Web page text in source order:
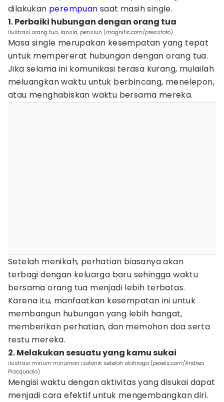
dilakukan perempuan saat masih single.
1. Perbaiki hubungan dengan orang tua
ilustrasi orang tua, lansia, pensiun (magnific.com/pressfoto)
Masa single merupakan kesempatan yang tepat
untuk mempererat hubungan dengan orang tua.
Jika selama ini komunikasi terasa kurang, mulailah
meluangkan waktu untuk berbincang, menelepon,
atau menghabiskan waktu bersama mereka.
Setelah menikah, perhatian biasanya akan
terbagi dengan keluarga baru sehingga waktu
bersama orang tua menjadi lebih terbatas.
Karena itu, manfaatkan kesempatan ini untuk
membangun hubungan yang lebih hangat,
memberikan perhatian, dan memohon doa serta
restu mereka.
2. Melakukan sesuatu yang kamu sukai
ilustrasi minum minuman isotonik setelah olahraga (pexels.com/Andrea
Piacquadio)
Mengisi waktu dengan aktivitas yang disukai dapat
menjadi cara efektif untuk mengembangkan diri.